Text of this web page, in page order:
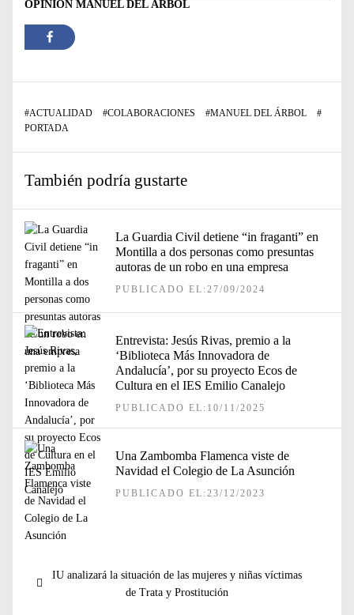
OPINIÓN MANUEL DEL ÁRBOL
#ACTUALIDAD #COLABORACIONES #MANUEL DEL ÁRBOL
#
PORTADA
También podría gustarte
La Guardia Civil detiene “in fraganti” en
Montilla a dos personas como presuntas
autoras de un robo en una empresa
PUBLICADO EL:27/09/2024
Entrevista: Jesús Rivas, premio a la
‘Biblioteca Más Innovadora de
Andalucía’, por su proyecto Ecos de
Cultura en el IES Emilio Canalejo
PUBLICADO EL:10/11/2025
Una Zambomba Flamenca viste de
Navidad el Colegio de La Asunción
PUBLICADO EL:23/12/2023
de
Entrada
IU analizará la situación de las mujeres y niñas víctimas
de Trata y Prostitución